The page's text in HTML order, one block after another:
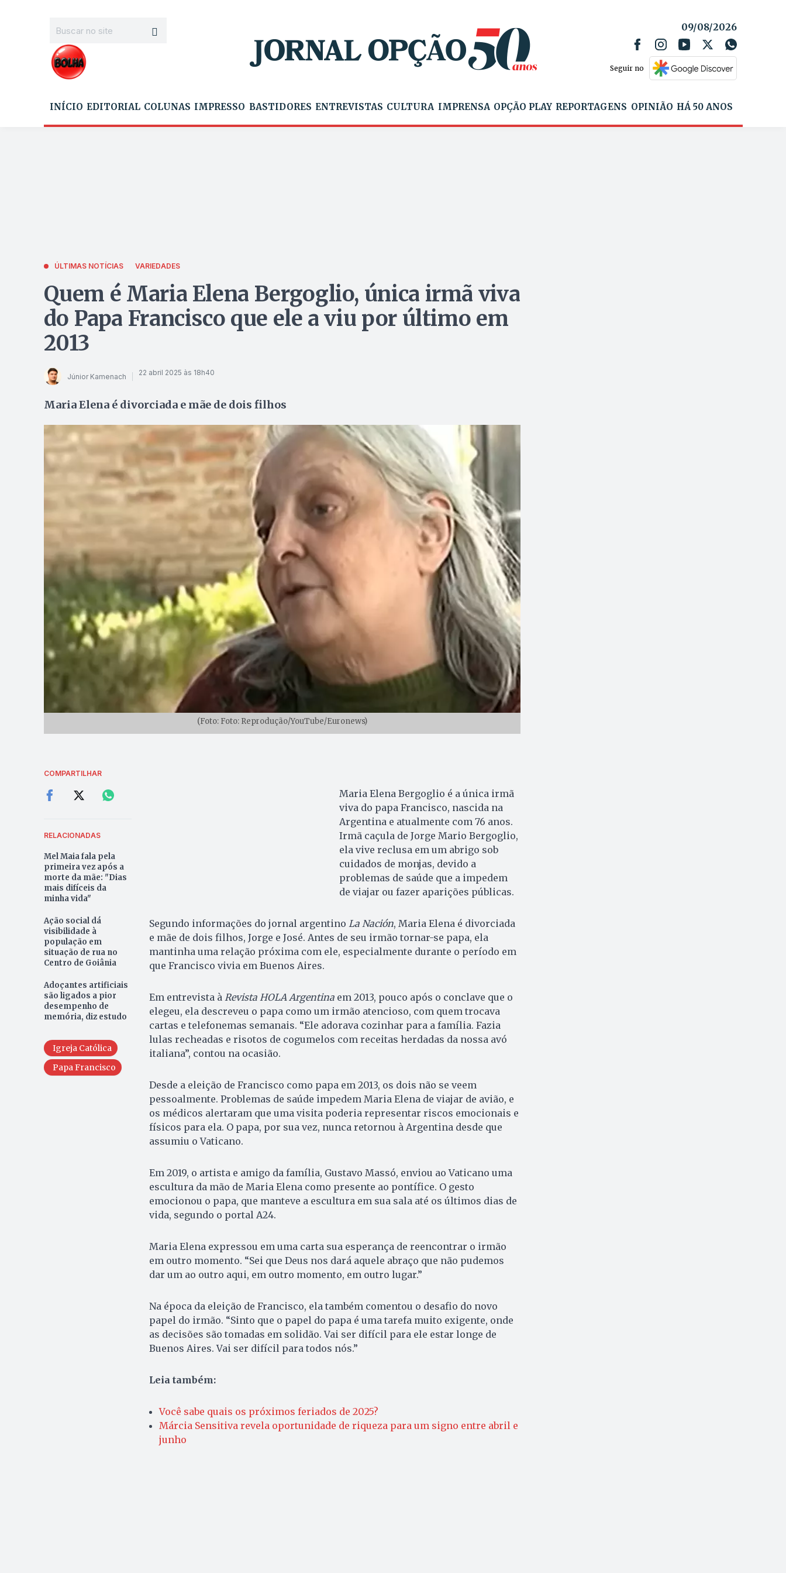
09/08/2026
Seguir no
INÍCIO EDITORIAL COLUNAS IMPRESSO BASTIDORES ENTREVISTAS CULTURA IMPRENSA OPÇÃO PLAY REPORTAGENS OPINIÃO HÁ 50 ANOS
ÚLTIMAS NOTÍCIAS VARIEDADES
Quem é Maria Elena Bergoglio, única irmã viva
do Papa Francisco que ele a viu por último em
2013
Júnior Kamenach 22 abril 2025 às 18h40
Maria Elena é divorciada e mãe de dois filhos
(Foto: Foto: Reprodução/YouTube/Euronews)
COMPARTILHAR
RELACIONADAS
Mel Maia fala pela
primeira vez após a
morte da mãe: "Dias
mais difíceis da
minha vida"
Ação social dá
visibilidade à
população em
situação de rua no
Centro de Goiânia
Adoçantes artificiais
são ligados a pior
desempenho de
memória, diz estudo
Igreja Católica
Papa Francisco
Maria Elena Bergoglio é a única irmã
viva do papa Francisco, nascida na
Argentina e atualmente com 76 anos.
Irmã caçula de Jorge Mario Bergoglio,
ela vive reclusa em um abrigo sob
cuidados de monjas, devido a
problemas de saúde que a impedem
de viajar ou fazer aparições públicas.
Segundo informações do jornal argentino La Nación, Maria Elena é divorciada
e mãe de dois filhos, Jorge e José. Antes de seu irmão tornar-se papa, ela
mantinha uma relação próxima com ele, especialmente durante o período em
que Francisco vivia em Buenos Aires.
Em entrevista à Revista HOLA Argentinaem 2013, pouco após o conclave que o
elegeu, ela descreveu o papa como um irmão atencioso, com quem trocava
cartas e telefonemas semanais. “Ele adorava cozinhar para a família. Fazia
lulas recheadas e risotos de cogumelos com receitas herdadas da nossa avó
italiana”, contou na ocasião.
Desde a eleição de Francisco como papa em 2013, os dois não se veem
pessoalmente. Problemas de saúde impedem Maria Elena de viajar de avião, e
os médicos alertaram que uma visita poderia representar riscos emocionais e
físicos para ela. O papa, por sua vez, nunca retornou à Argentina desde que
assumiu o Vaticano.
Em 2019, o artista e amigo da família, Gustavo Massó, enviou ao Vaticano uma
escultura da mão de Maria Elena como presente ao pontífice. O gesto
emocionou o papa, que manteve a escultura em sua sala até os últimos dias de
vida, segundo o portal A24.
Maria Elena expressou em uma carta sua esperança de reencontrar o irmão
em outro momento. “Sei que Deus nos dará aquele abraço que não pudemos
dar um ao outro aqui, em outro momento, em outro lugar.”
Na época da eleição de Francisco, ela também comentou o desafio do novo
papel do irmão. “Sinto que o papel do papa é uma tarefa muito exigente, onde
as decisões são tomadas em solidão. Vai ser difícil para ele estar longe de
Buenos Aires. Vai ser difícil para todos nós.”
Leia também:
Você sabe quais os próximos feriados de 2025?
Márcia Sensitiva revela oportunidade de riqueza para um signo entre abril e
junho